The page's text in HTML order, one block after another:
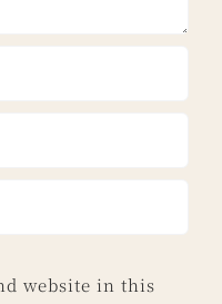
website in this